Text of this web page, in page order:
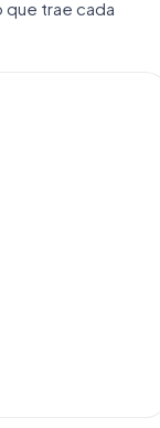
que trae cada